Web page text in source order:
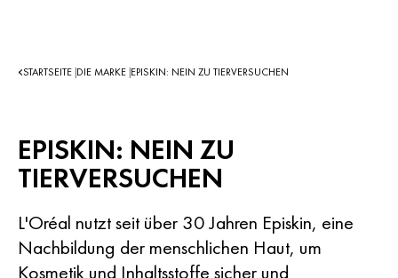
STARTSEITE DIE MARKE EPISKIN: NEIN ZU TIERVERSUCHEN
EPISKIN: NEIN ZU
TIERVERSUCHEN
L'Oréal nutzt seit über 30 Jahren Episkin, eine
Nachbildung der menschlichen Haut, um
Kosmetik und Inhaltsstoffe sicher und